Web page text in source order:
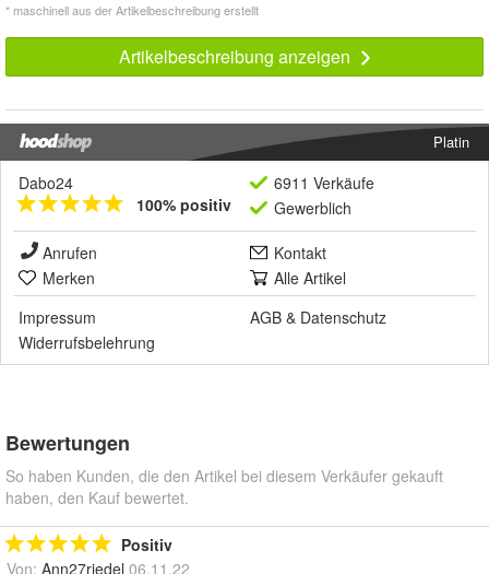
* maschinell aus der Artikelbeschreibung erstellt
Artikelbeschreibung anzeigen
Platin
Dabo24
100% positiv
6911 Verkäufe
Gewerblich
Anrufen
Kontakt
Merken
Alle Artikel
Impressum
AGB & Datenschutz
Widerrufsbelehrung
Bewertungen
So haben Kunden, die den Artikel bei diesem Verkäufer gekauft
haben, den Kauf bewertet.
Positiv
Von: Ann27riedel 06.11.22